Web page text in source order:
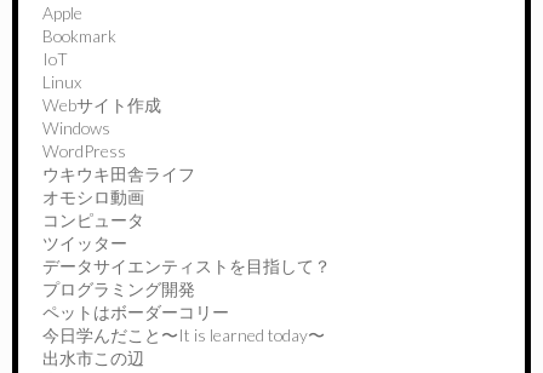
Apple
Bookmark
IoT
Linux
Webサイト作成
Windows
WordPress
ウキウキ田舎ライフ
オモシロ動画
コンピュータ
ツイッター
データサイエンティストを目指して？
プログラミング開発
ペットはボーダーコリー
今日学んだこと〜It is learned today〜
出水市この辺